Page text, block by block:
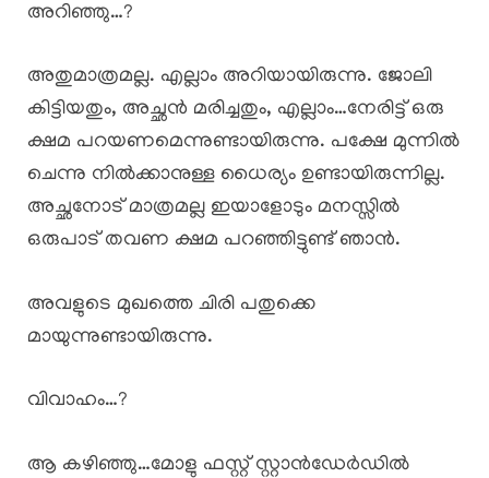
അറിഞ്ഞു…?
അതുമാത്രമല്ല. എല്ലാം അറിയായിരുന്നു. ജോലി
കിട്ടിയതും, അച്ഛൻ മരിച്ചതും, എല്ലാം…നേരിട്ട് ഒരു
ക്ഷമ പറയണമെന്നുണ്ടായിരുന്നു. പക്ഷേ മുന്നിൽ
ചെന്നു നിൽക്കാനുള്ള ധൈര്യം ഉണ്ടായിരുന്നില്ല.
അച്ഛനോട് മാത്രമല്ല ഇയാളോടും മനസ്സിൽ
ഒരുപാട് തവണ ക്ഷമ പറഞ്ഞിട്ടുണ്ട് ഞാൻ.
അവളുടെ മുഖത്തെ ചിരി പതുക്കെ
മായുന്നുണ്ടായിരുന്നു.
വിവാഹം…?
ആ കഴിഞ്ഞു…മോളു ഫസ്റ്റ് സ്റ്റാൻഡേർഡിൽ